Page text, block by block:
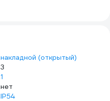
накладной (открытый)
3
1
нет
IP54